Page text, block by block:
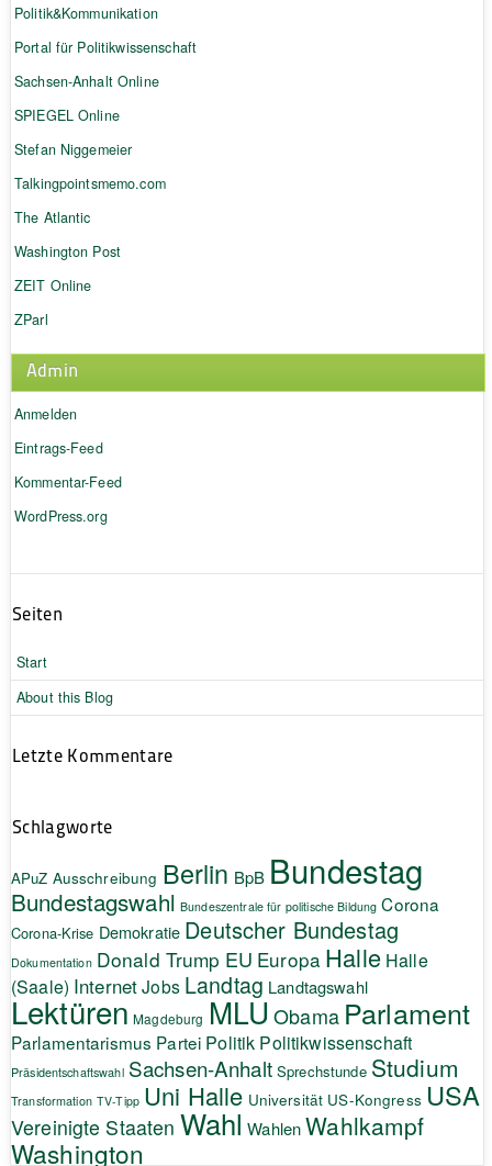
Politik&Kommunikation
Portal für Politikwissenschaft
Sachsen-Anhalt Online
SPIEGEL Online
Stefan Niggemeier
Talkingpointsmemo.com
The Atlantic
Washington Post
ZEIT Online
ZParl
Admin
Anmelden
Eintrags-Feed
Kommentar-Feed
WordPress.org
Seiten
Start
About this Blog
Letzte Kommentare
Schlagworte
APuZ Ausschreibung Berlin BpB Bundestag
Bundestagswahl Bundeszentrale für politische Bildung Corona
Corona-Krise Demokratie Deutscher Bundestag
Dokumentation Donald Trump EU Europa Halle Halle
(Saale) InternetJobs Landtag Landtagswahl
Lektüren Magdeburg MLU Obama Parlament
Parlamentarismus Partei Politik Politikwissenschaft
Präsidentschaftswahl Sachsen-Anhalt Sprechstunde Studium
Transformation TV-Tipp Uni Halle Universität US-Kongress USA
Vereinigte Staaten Wahl Wahlen Wahlkampf
Washington